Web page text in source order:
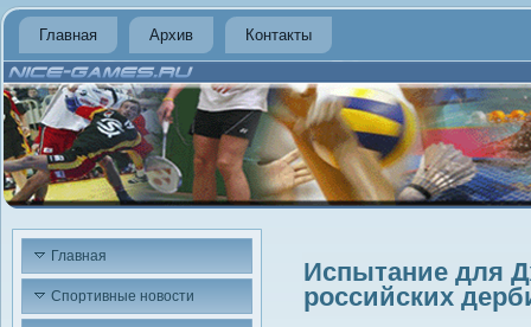
Главная Архив Контакты
Главная
Спортивные новости
Испытание для
российских